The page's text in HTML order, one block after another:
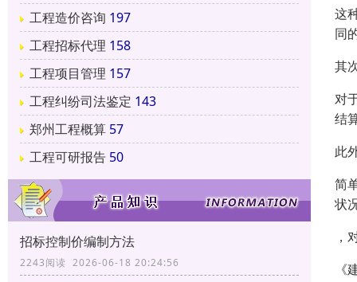
工程造价咨询 197
工程招标代理 158
工程项目管理 157
工程纠纷司法鉴定 143
郑州工程概算 57
工程可研报告 50
招标控制价编制方法
2243阅读 2026-06-18 20:24:56
这
同
其
对
结
此
简
状
，